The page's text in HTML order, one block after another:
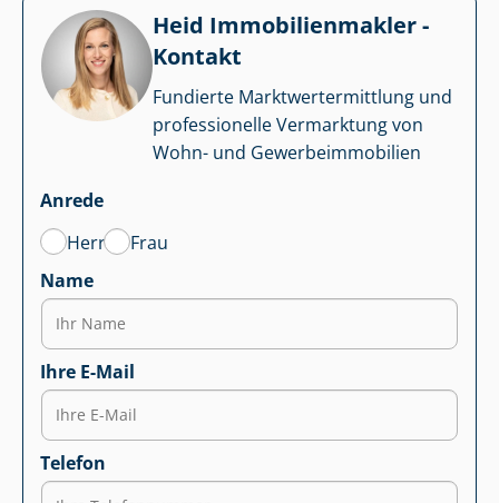
Heid Im­mo­bi­li­en­mak­ler -
Kontakt
Fundierte Markt­wert­ermitt­lung und
professionelle Vermarktung von
Wohn- und Ge­wer­be­im­mo­bi­li­en
Anrede
Herr
Frau
Name
Ihre E-Mail
Telefon